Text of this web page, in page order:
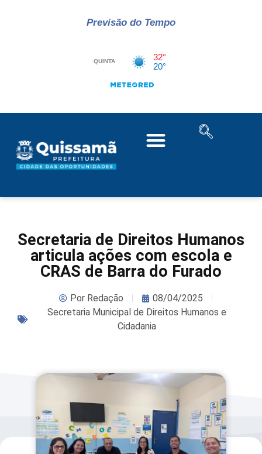
Previsão do Tempo
Secretaria de Direitos Humanos
articula ações com escola e
CRAS de Barra do Furado
PorRedação
08/04/2025
Secretaria Municipal de Direitos Humanos e
Cidadania